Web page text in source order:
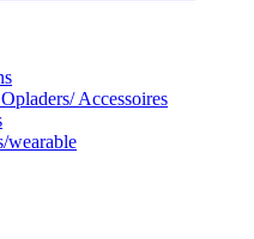
Accessoires
wearable